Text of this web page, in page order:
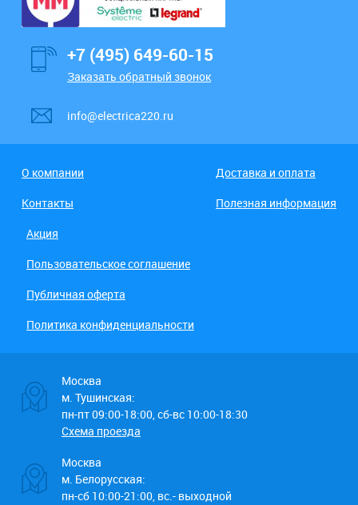
+7 (495) 649-60-15
Заказать обратный звонок
info@electrica220.ru
О компании
Доставка и оплата
Контакты
Полезная информация
Акция
Пользовательское соглашение
Публичная оферта
Политика конфиденциальности
Москва
м. Тушинская:
пн-пт 09:00-18:00, сб-вс 10:00-18:30
Схема проезда
Москва
м. Белорусская:
пн-сб 10:00-21:00, вс.- выходной